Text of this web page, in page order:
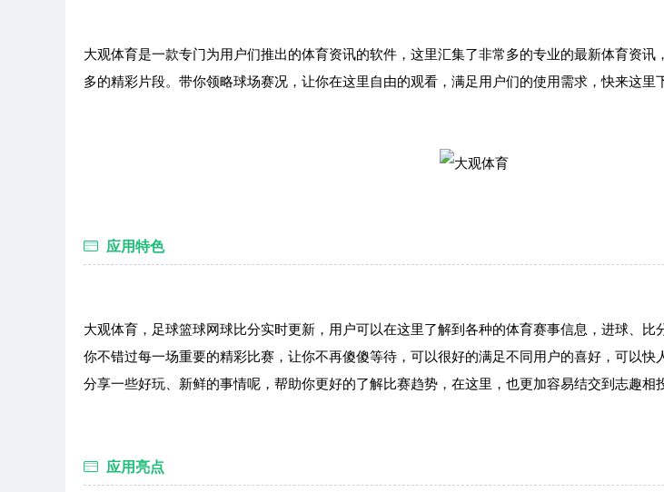
大观体育是一款专门为用户们推出的体育资讯的软件，这里汇集了非常多的专业的最新体育资讯
多的精彩片段。带你领略球场赛况，让你在这里自由的观看，满足用户们的使用需求，快来这里
应用特色
大观体育，足球篮球网球比分实时更新，用户可以在这里了解到各种的体育赛事信息，进球、比
你不错过每一场重要的精彩比赛，让你不再傻傻等待，可以很好的满足不同用户的喜好，可以快
分享一些好玩、新鲜的事情呢，帮助你更好的了解比赛趋势，在这里，也更加容易结交到志趣相
应用亮点